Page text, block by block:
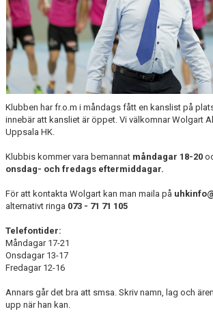
Klubben har fr.o.m i måndags fått en kanslist på
innebär att kansliet är öppet. Vi välkomnar Wolgart
Uppsala HK.
Klubbis kommer vara bemannat måndagar 18-20
onsdag- och fredags eftermiddagar.
För att kontakta Wolgart kan man maila på
alternativt ringa 073 - 71 71 105
Telefontider:
Måndagar 17-21
Onsdagar 13-17
Fredagar 12-16
Annars går det bra att smsa. Skriv namn, lag och
upp när han kan.